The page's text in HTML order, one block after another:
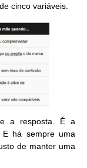
cinco variáveis.
a resposta. É a
há sempre uma
de manter uma